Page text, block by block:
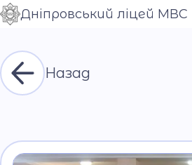
Контраст
Шрифт
Дніпровський ліцей МВС
Назад